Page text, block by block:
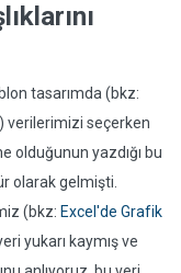
tasarımda (bkz:
) verilerimizi seçerken
olduğunun yazdığı bu
olarak gelmişti.
(bkz: Excel'de Grafik
yukarı kaymış ve